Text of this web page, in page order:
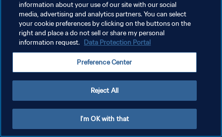
سياسة الخصوصية
إدارة تفضيلات ملفات تعريف الارتباط
information about your use of our site with our social
media, advertising and analytics partners. You can select
your cookie preferences by clicking on the buttons on the
right and place a do not sell or share my personal
information request. Data Protection Portal
Preference Center
Reject All
I'm OK with that